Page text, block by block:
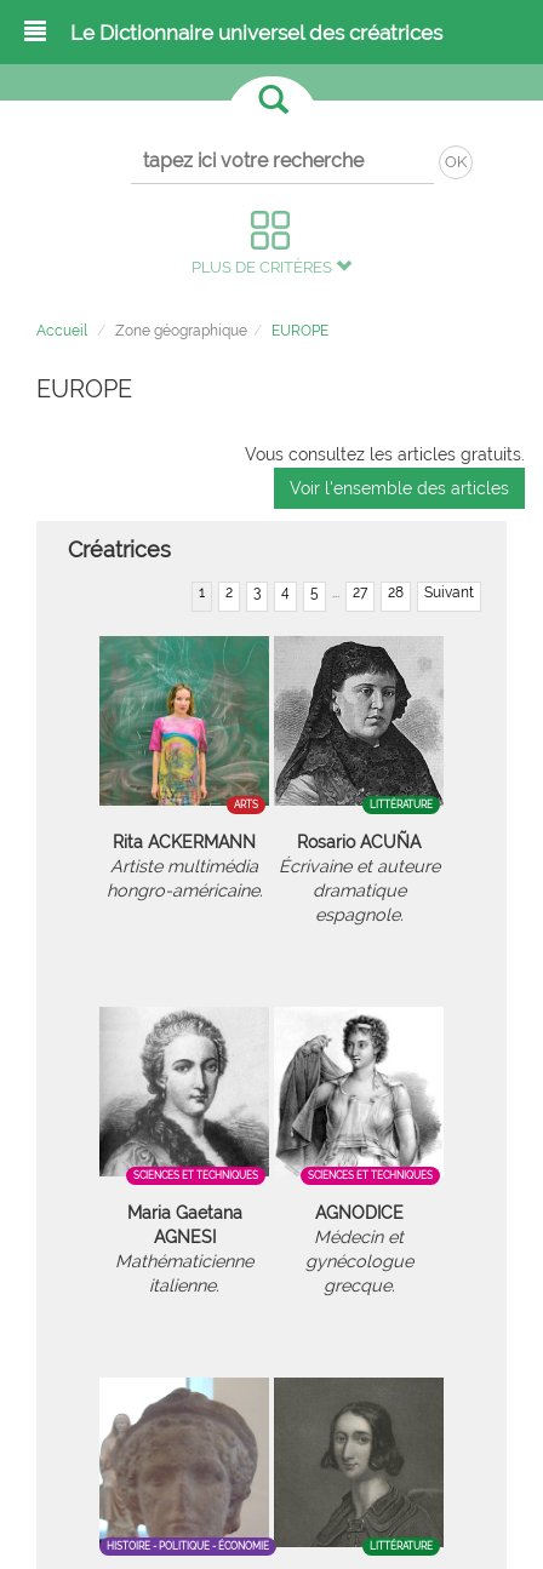
Le Dictionnaire universel des créatrices
OK
PLUS DE CRITÈRES
Accueil Zone géographique EUROPE
EUROPE
Vous consultez les articles gratuits.
Voir l'ensemble des articles
Créatrices
1 2 3 4 5 ... 27 28 Suivant
ARTS
Rita ACKERMANN
Artiste multimédia
hongro-américaine.
LITTÉRATURE
Rosario ACUÑA
Écrivaine et auteure
dramatique
espagnole.
SCIENCES ET TECHNIQUES
Maria Gaetana
AGNESI
Mathématicienne
italienne.
SCIENCES ET TECHNIQUES
AGNODICE
Médecin et
gynécologue
grecque.
HISTOIRE - POLITIQUE - ÉCONOMIE LITTÉRATURE